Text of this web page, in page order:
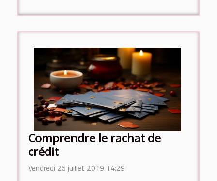
Comprendre le rachat de
crédit
Vendredi 26 juillet 2019 14:29